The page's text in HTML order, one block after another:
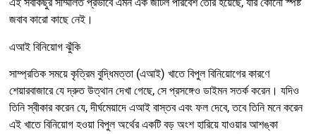
এই সবকিছুর সম্মিলিত প্রভাবে এমন এক জটিল পরিবেশ তৈরি হয়েছে, যার কোনো স্পষ্ট
জবাব কারো কাছে নেই।
এআই বিনিয়োগ ঝুঁকি
সাম্প্রতিক সময়ে কৃত্রিম বুদ্ধিমত্তা (এআই) খাতে বিপুল বিনিয়োগের কারণে
শেয়ারবাজারে যে দ্রুত উত্থান দেখা গেছে, সে প্রসঙ্গেও ডাইমন সতর্ক করেন। যদিও
তিনি স্বীকার করেন যে, দীর্ঘমেয়াদে এআই বাস্তব এবং ফল দেবে, তবে তিনি মনে করেন
এই খাতে বিনিয়োগ হওয়া বিপুল অর্থের একটি বড় অংশ হারিয়ে যাওয়ার আশঙ্কা